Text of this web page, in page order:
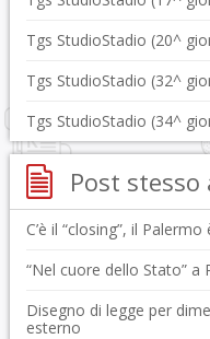
Tgs StudioStadio (20^
Tgs StudioStadio (32^
Tgs StudioStadio (34^
Post
C’è il “closing”, il
“Nel cuore dello Stato” a
Disegno di legge per
esterno